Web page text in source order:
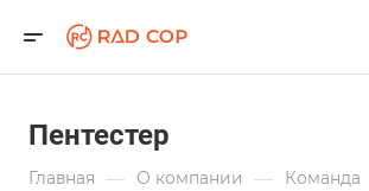
Пентестер
Главная — О компании — Команда